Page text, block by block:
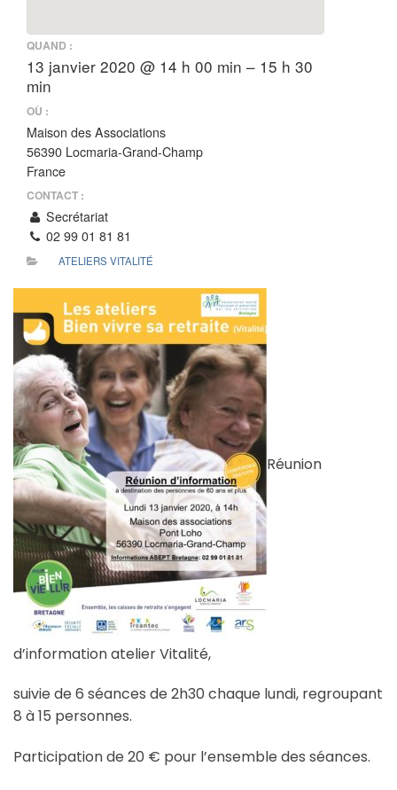
QUAND :
13 janvier 2020 @ 14 h 00 min – 15 h 30
min
OÙ :
Maison des Associations
56390 Locmaria-Grand-Champ
France
CONTACT :
Secrétariat
02 99 01 81 81
ATELIERS VITALITÉ
Réunion
d’information atelier Vitalité,
suivie de 6 séances de 2h30 chaque lundi, regroupant
8 à 15 personnes.
Participation de 20 € pour l’ensemble des séances.